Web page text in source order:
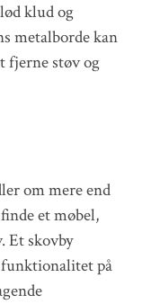
klud og
metalborde kan
fjerne støv og
om mere end
et møbel,
Et skovby
på